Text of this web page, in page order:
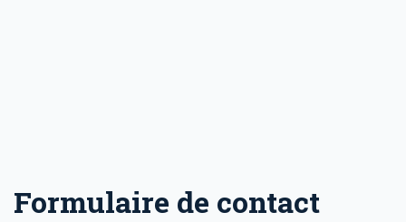
Formulaire de contact